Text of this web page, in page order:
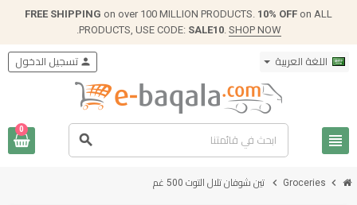
FREE SHIPPING on over 100 MILLION PRODUCTS. 10% OFF on ALL
PRODUCTS, USE CODE: SALE10. SHOP NOW
.
اللغة العربية
view_headline
search
person تسجيل الدخول
0
chevron_right
Groceries
chevron_right تين شوفان تلال التوت 500 غم